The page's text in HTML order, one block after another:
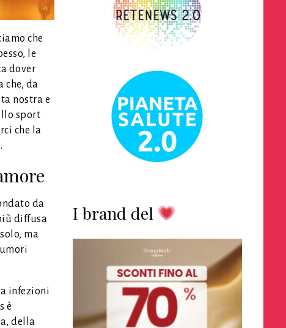
che
le
dover
che, da
nostra e
sport
che la
da
diffusa
ma
infezioni
è
della
I brand del